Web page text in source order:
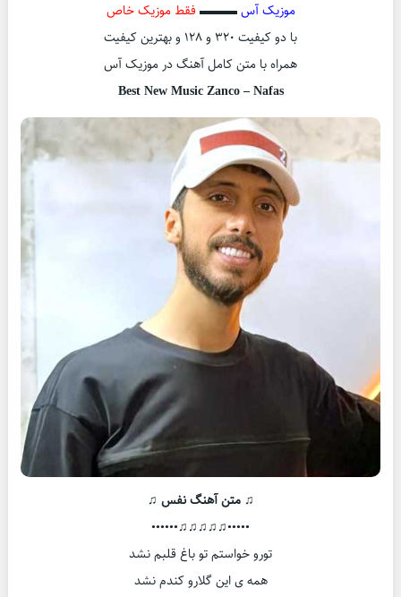
موزیک آس▬▬▬ فقط موزیک خاص
با دو کیفیت ۳۲۰ و ۱۲۸ و بهترین کیفیت
همراه با متن کامل آهنگ در موزیک آس
Best New Music Zanco – Nafas
♫ متن آهنگ نفس ♫
•••••♫♫♫♫♫••••••
تورو خواستم تو باغ قلبم نشد
همه ی این گلارو کندم نشد